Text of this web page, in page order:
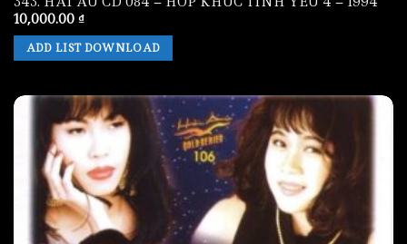
10,000.00 ₫
ADD LIST DOWNLOAD